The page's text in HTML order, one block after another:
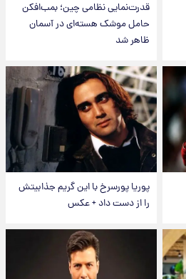
قدرت‌نمایی نظامی چین؛ بمب‌افکن
حامل موشک هسته‌ای در آسمان
ظاهر شد
پوریا پورسرخ با این گریم جذابیتش
را از دست داد + عکس